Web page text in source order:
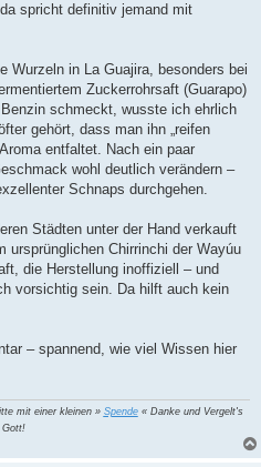
spricht definitiv jemand mit
Wurzeln in La Guajira, besonders bei
Zuckerrohrsaft (Guarapo)
schmeckt, wusste ich ehrlich
gehört, dass man ihn „reifen
entfaltet. Nach ein paar
wohl deutlich verändern –
Schnaps durchgehen.
Städten unter der Hand verkauft
ursprünglichen Chirrinchi der Wayúu
die Herstellung inoffiziell – und
vorsichtig sein. Da hilft auch kein
– spannend, wie viel Wissen hier
mit einer kleinen » Spende« Danke und Vergelt's
Gott!